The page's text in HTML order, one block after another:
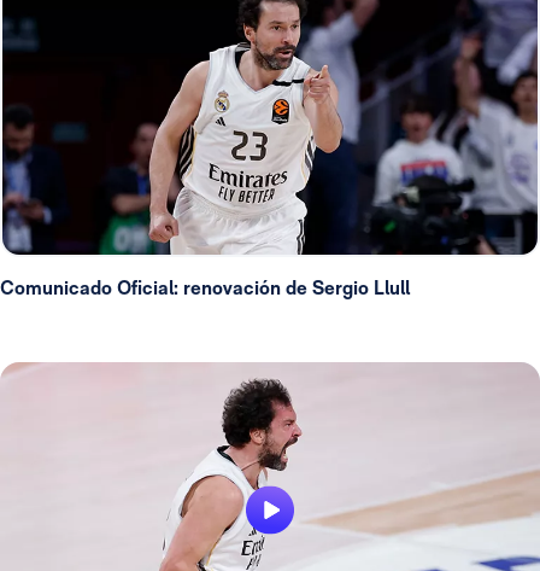
Comunicado Oficial: renovación de Sergio Llull